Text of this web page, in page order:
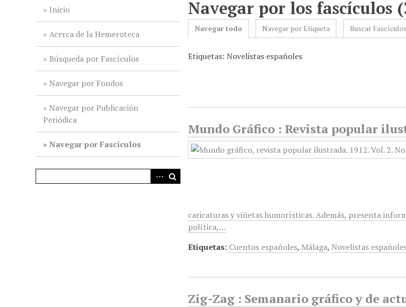
Inicio
Acerca de la Hemeroteca
Búsqueda por Fascículos
Navegar por Fondos
Navegar por Publicación
Periódica
Navegar por Fascículos
Navegar por los fascículos
Navegar todo Navegar por Etiqueta Buscar Fascículos
Etiquetas: Novelistas españoles
Mundo Gráfico : Revista popular
caricaturas y viñetas humorísticas. Además, presenta
política,…
Etiquetas: Cuentos españoles, Málaga, Novelistas
Zig-Zag : Semanario gráfico y de